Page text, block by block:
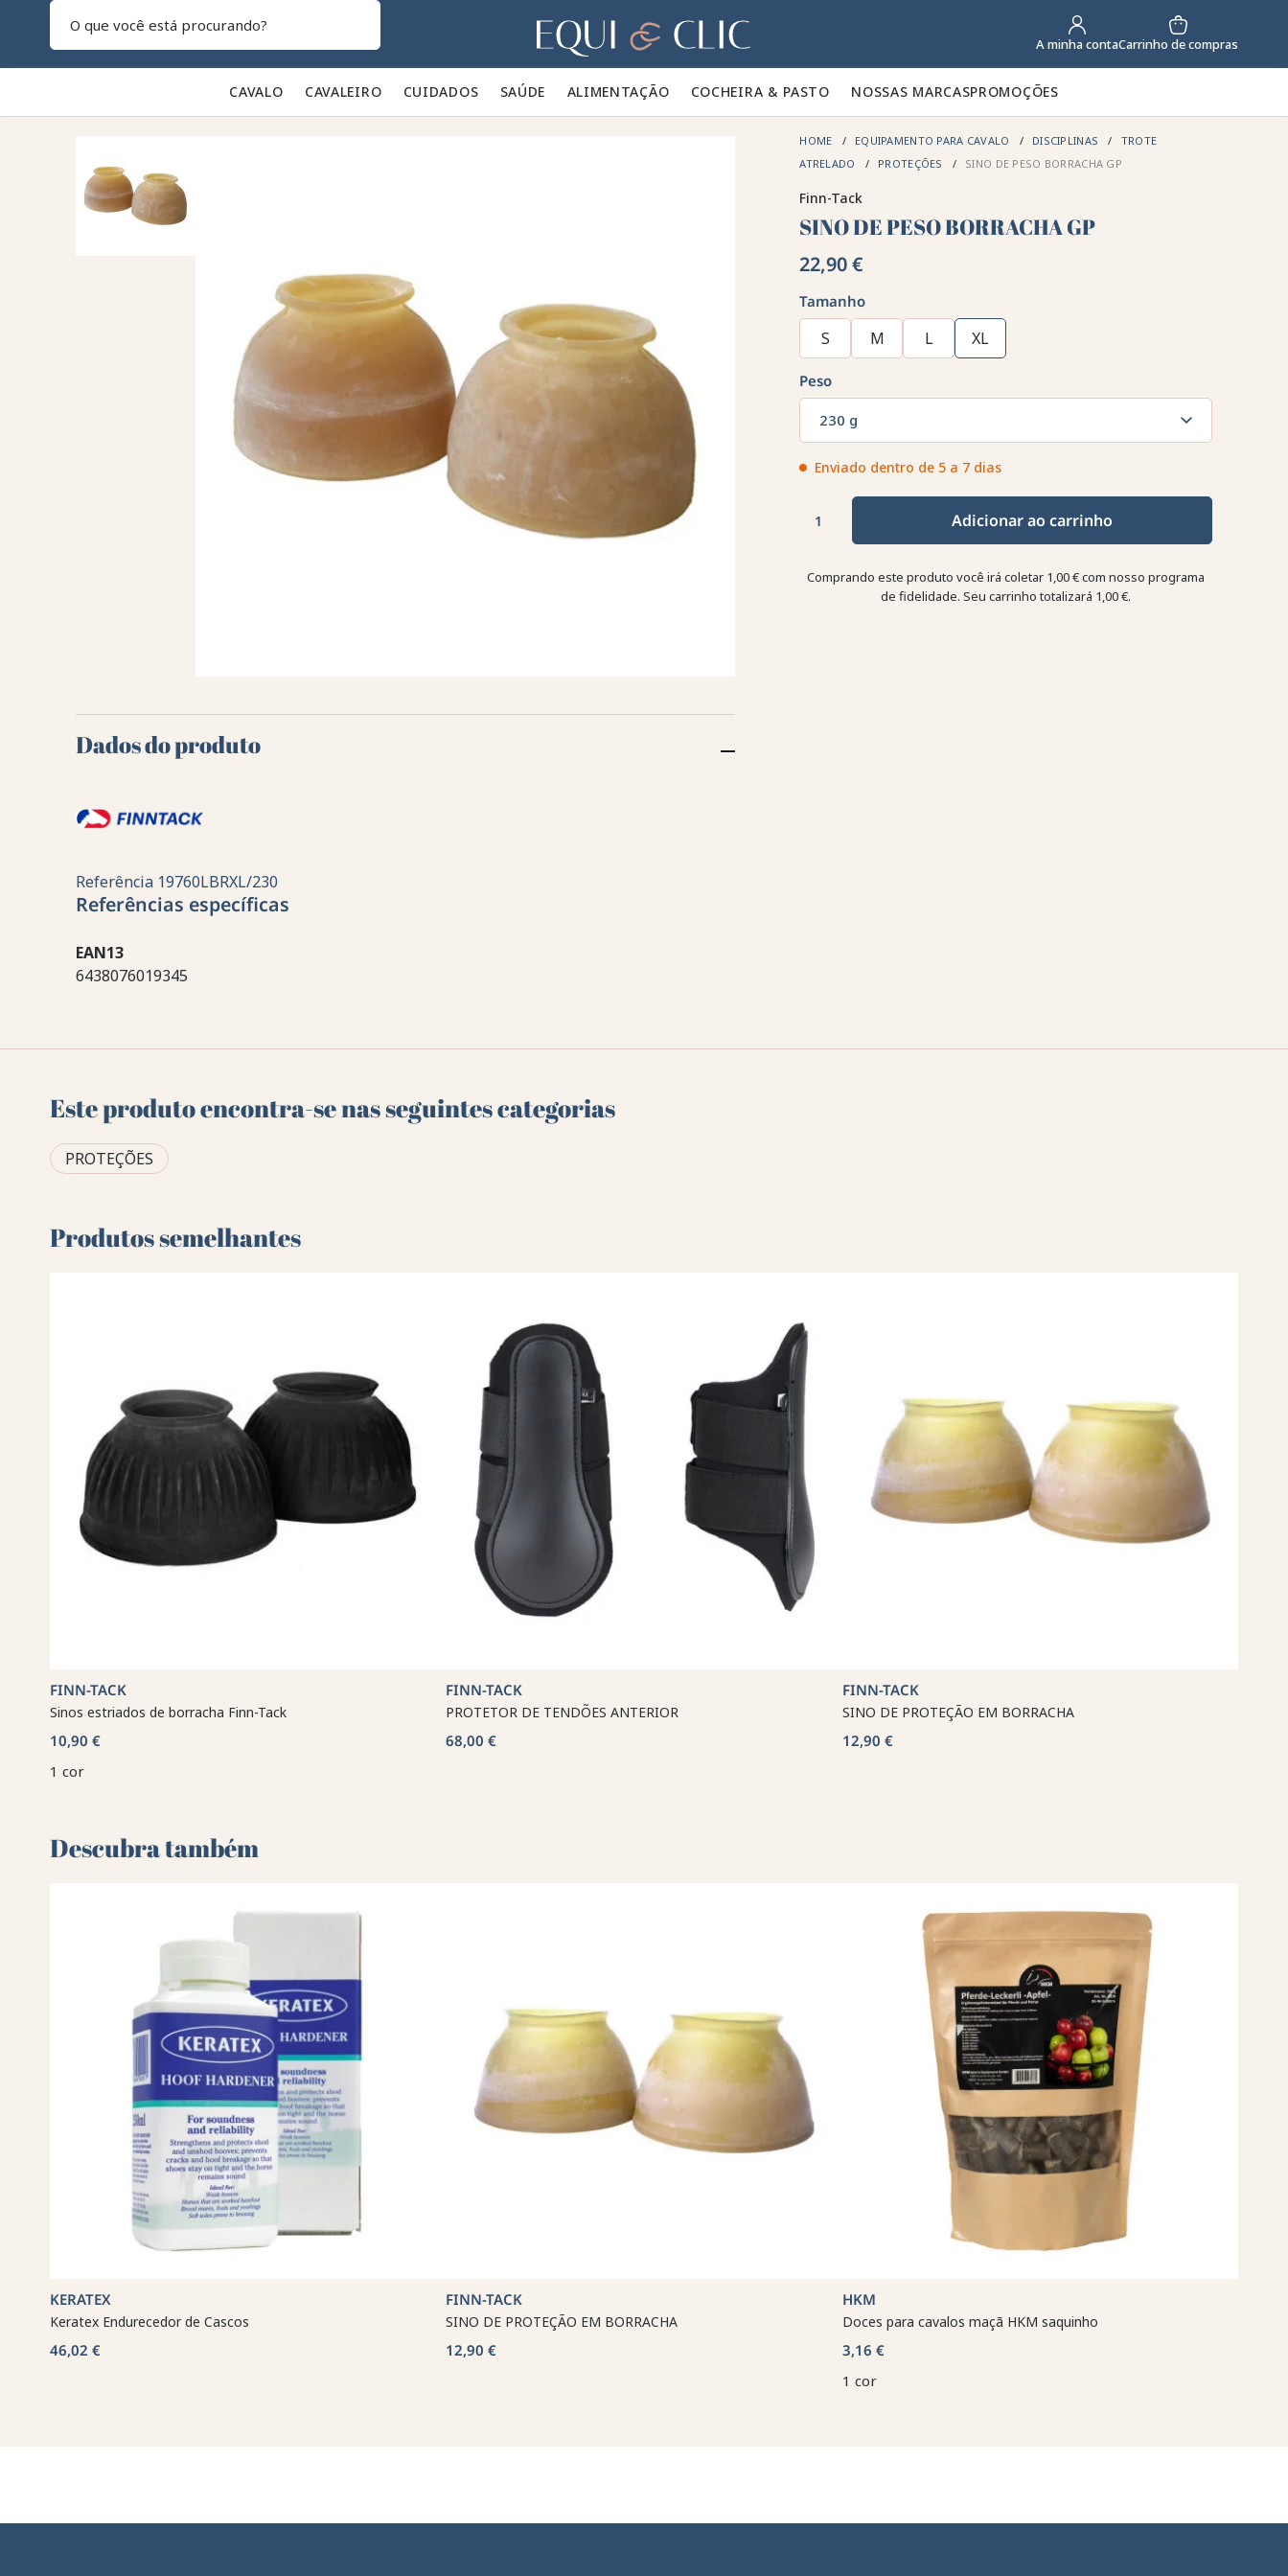
Lar A minha contaCarrinho de compras
CAVALO 🐎 CAVALEIRO 👕 CUIDADOS 🪮 SAÚDE ✨ ALIMENTAÇÃO 🥕 COCHEIRA & PASTO 🍃 NOSSAS MARCASPROMOÇÕES
HOME EQUIPAMENTO PARA CAVALO DISCIPLINAS
TROTE
ATRELADO
PROTEÇÕES SINO DE PESO BORRACHA GP
Finn-Tack
SINO DE PESO BORRACHA GP
22,90 €
Tamanho
S M L XL
Peso
230 g
Enviado dentro de 5 a 7 dias
Adicionar ao carrinho
Comprando este produto você irá coletar 1,00 €com nosso programa
de fidelidade. Seu carrinho totalizará 1,00 €.
Dados do produto
Referência 19760LBRXL/230
Referências específicas
EAN13
6438076019345
Este produto encontra-se nas seguintes categorias
PROTEÇÕES
Produtos semelhantes
FINN-TACK
Sinos estriados de borracha Finn-Tack
10,90 €
1 cor
FINN-TACK
PROTETOR DE TENDÕES ANTERIOR
68,00 €
FINN-TACK
SINO DE PROTEÇÃO EM BORRACHA
12,90 €
Descubra também 🌻
KERATEX
Keratex Endurecedor de Cascos
46,02 €
FINN-TACK
SINO DE PROTEÇÃO EM BORRACHA
12,90 €
HKM
Doces para cavalos maçã HKM saquinho
3,16 €
1 cor